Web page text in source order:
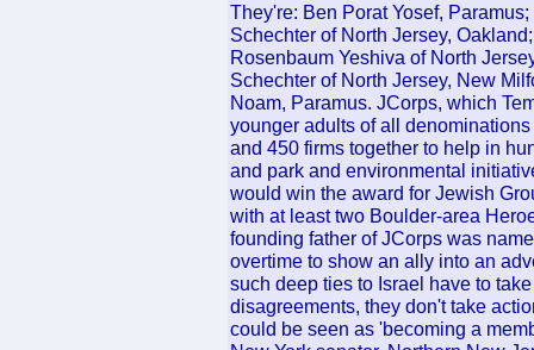
They're: Ben Porat Yosef,
Schechter of North Jersey,
Rosenbaum Yeshiva of North
Schechter of North Jersey, New
Noam, Paramus. JCorps, which
younger adults of all
and 450 firms together to help in
and park and environmental
would win the award for Jewish
with at least two Boulder-area
founding father of JCorps was
overtime to show an ally into an
such deep ties to Israel have to
disagreements, they don't take
could be seen as 'becoming a